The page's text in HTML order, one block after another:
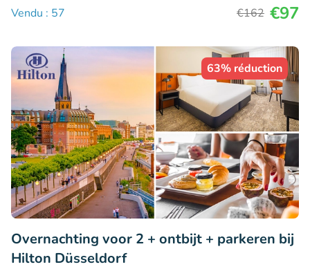
Vendu : 57
€162 €97
63% réduction
Overnachting voor 2 + ontbijt + parkeren bij
Hilton Düsseldorf